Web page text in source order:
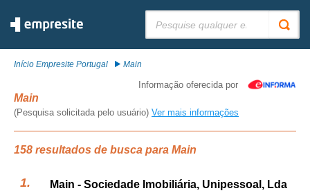
Início Empresite Portugal Main
Informação oferecida por
Main
(Pesquisa solicitada pelo usuário) Ver mais informações
158 resultados de busca para Main
Main - Sociedade Imobiliária, Unipessoal, Lda